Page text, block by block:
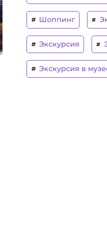
Шоппинг
Экскурсия
Экскурсия в